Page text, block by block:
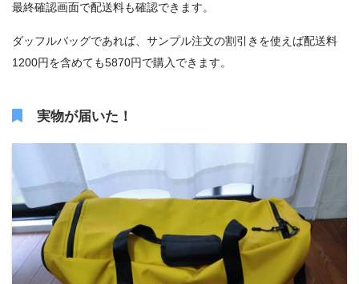
最終確認画面で配送料も確認できます。
ダッフルバッグであれば、サンプル注文の割引きを使えば配送料
1200円を含めても5870円で購入できます。
実物が届いた！